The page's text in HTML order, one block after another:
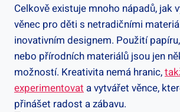
Celkově existuje mnoho nápadů, jak
věnec pro děti s netradičními
inovativním designem. Použití
nebo přírodních materiálů jsou jen
možností. Kreativita nemá hranic,
experimentovat a vytvářet věnce,
přinášet radost a zábavu.